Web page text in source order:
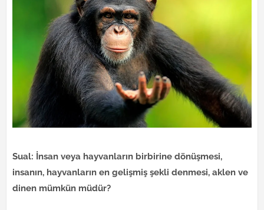
Sual: İnsan veya hayvanların birbirine dönüşmesi,
insanın, hayvanların en gelişmiş şekli denmesi, aklen ve
dinen mümkün müdür?